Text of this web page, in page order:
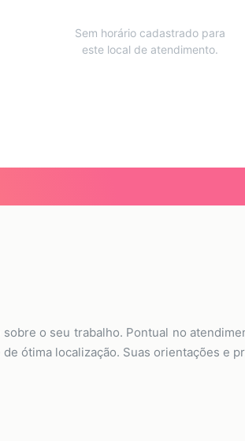
Sem horário cadastrado para
este local de atendimento.
o seu trabalho. Pontual no
ótima localização. Suas orientações e